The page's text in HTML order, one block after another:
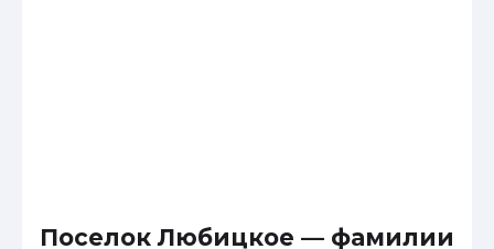
Поселок Любицкое — фамилии